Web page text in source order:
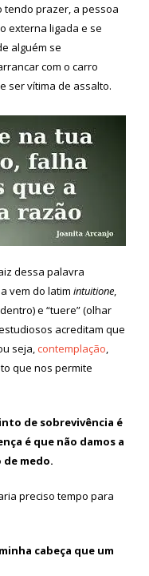
tendo prazer, a pessoa
externa ligada e se
alguém se
com o carro
ser vítima de assalto.
dessa palavra
vem do latim intuitione,
e “tuere” (olhar
acreditam que
seja,contemplação,
que nos permite
de sobrevivência é
é que não damos a
medo.
preciso tempo para
cabeça que um